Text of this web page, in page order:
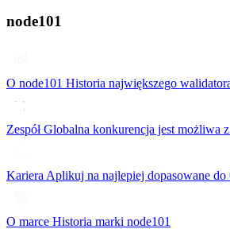
node101
O node101 Historia największego
ZespółGlobalna konkurencja jest możliwa
Kariera Aplikuj na najlepiej dopasowane
O marce Historia marki node101